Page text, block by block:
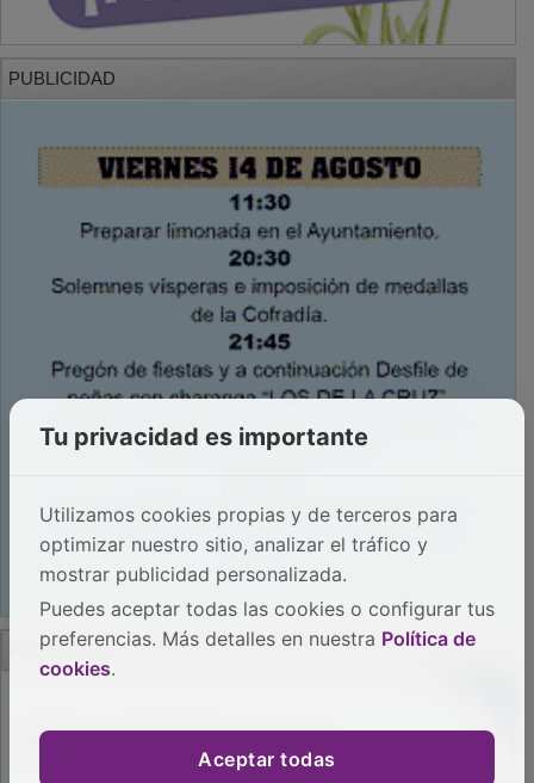
PUBLICIDAD
Tu privacidad es importante
Utilizamos cookies propias y de terceros para
optimizar nuestro sitio, analizar el tráfico y
mostrar publicidad personalizada.
Puedes aceptar todas las cookies o configurar tus
preferencias. Más detalles en nuestra Política de
cookies.
Aceptar todas